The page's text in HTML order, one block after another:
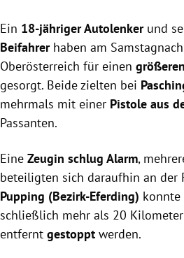
Untermenü
Ein 18-jähriger Autolenkerund
Beifahrer haben am
Oberösterreich für einen
gesorgt. Beide zielten bei
mehrmals mit einer Pistole aus
Passanten.
Eine Zeugin schlug Alarm,
beteiligten sich daraufhin an der
Pupping (Bezirk-Eferding) konnte
schließlich mehr als 20
entfernt gestoppt werden.